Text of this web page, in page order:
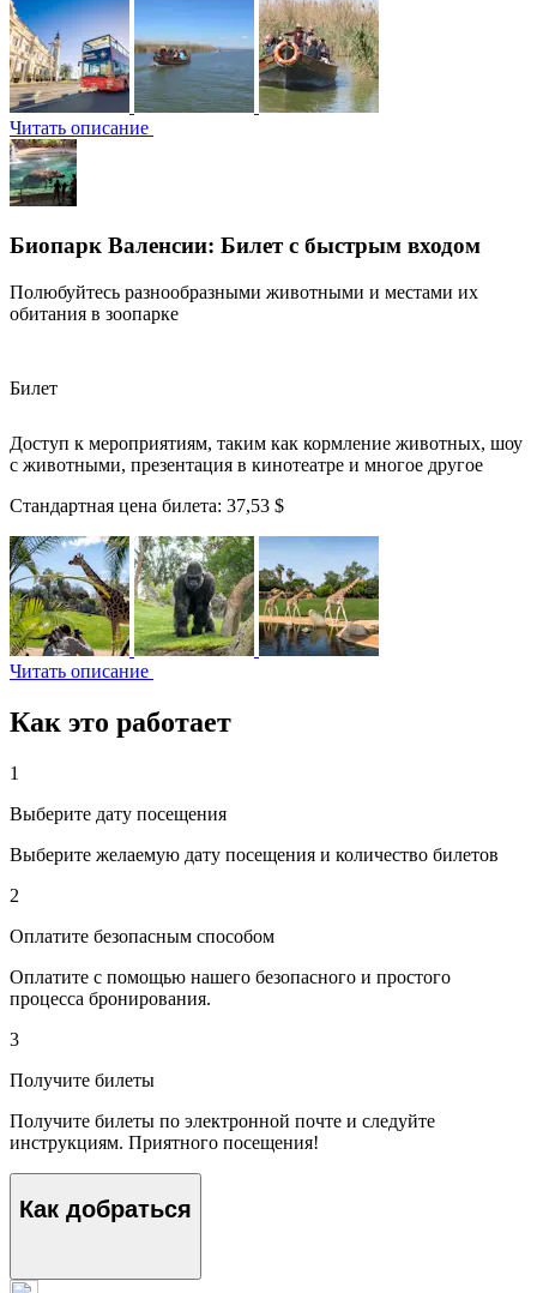
Читать описание
Биопарк Валенсии: Билет с быстрым входом
Полюбуйтесь разнообразными животными и местами их
обитания в зоопарке
Билет
Доступ к мероприятиям, таким как кормление животных, шоу
с животными, презентация в кинотеатре и многое другое
Стандартная цена билета: 37,53 $
Читать описание
Как это работает
1
Выберите дату посещения
Выберите желаемую дату посещения и количество билетов
2
Оплатите безопасным способом
Оплатите с помощью нашего безопасного и простого
процесса бронирования.
3
Получите билеты
Получите билеты по электронной почте и следуйте
инструкциям. Приятного посещения!
Как добраться